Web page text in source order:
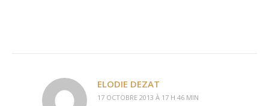
ELODIE DEZAT
17 OCTOBRE 2013 À 17 H 46 MIN